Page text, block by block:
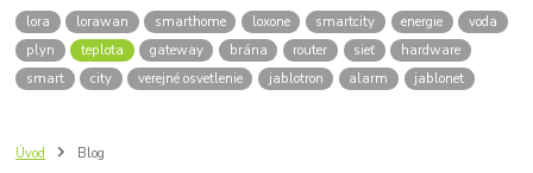
lora lorawan smarthome loxone smartcity energie
voda
plyn
teplota gateway brána router sieť
hardware
smart
city verejné osvetlenie jablotron alarm jablonet
Úvod Blog